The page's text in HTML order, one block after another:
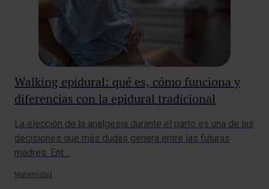
Walking epidural: qué es, cómo funciona y
diferencias con la epidural tradicional
La elección de la analgesia durante el parto es una de las
decisiones que más dudas genera entre las futuras
madres. Ent…
Maternidad